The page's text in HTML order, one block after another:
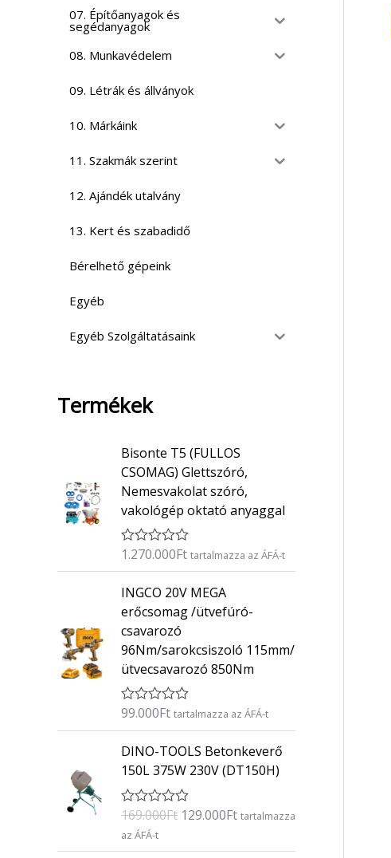
07. Építőanyagok és
segédanyagok
08. Munkavédelem
09. Létrák és állványok
10. Márkáink
11. Szakmák szerint
12. Ajándék utalvány
13. Kert és szabadidő
Bérelhető gépeink
Egyéb
Egyéb Szolgáltatásaink
Termékek
Bisonte T5 (FULLOS
CSOMAG) Glettszóró,
Nemesvakolat szóró,
vakológép oktató anyaggal
É
é
e
l
é
s
:
/
5
1.270.000Ft tartalmazza az ÁFÁ-t
INGCO 20V MEGA
erőcsomag /ütvefúró-
csavarozó
96Nm/sarokcsiszoló 115mm/
ütvecsavarozó 850Nm
É
é
k
e
é
s
0
/
99.000Ft tartalmazza az ÁFÁ-t
DINO-TOOLS Betonkeverő
150L 375W 230V (DT150H)
É
t
é
169.000Ft
O
r
g
129.000Ft
C
u
etartalmazza
az ÁFÁ-t